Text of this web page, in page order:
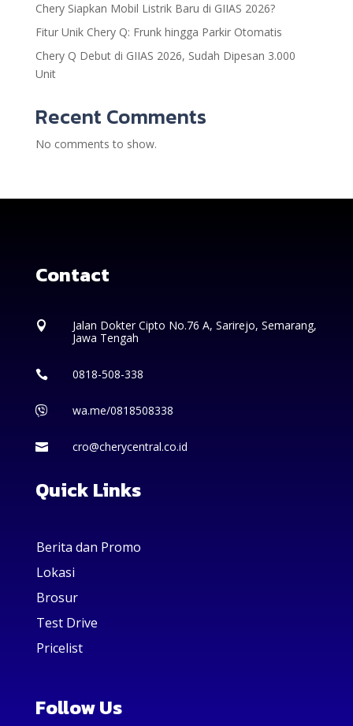
Chery Siapkan Mobil Listrik Baru di GIIAS 2026?
Fitur Unik Chery Q: Frunk hingga Parkir Otomatis
Chery Q Debut di GIIAS 2026, Sudah Dipesan 3.000
Unit
Recent Comments
No comments to show.
Contact

Jalan Dokter Cipto No.76 A, Sarirejo, Semarang,
Jawa Tengah
 0818-508-338
 wa.me/0818508338
 cro@cherycentral.co.id
Quick Links
Berita dan Promo
Lokasi
Brosur
Test Drive
Pricelist
Follow Us